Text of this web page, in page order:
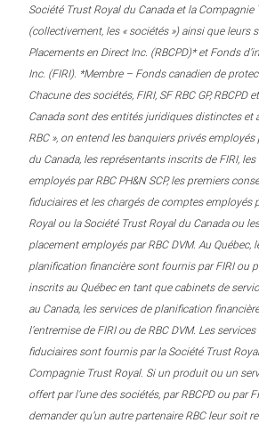
Société Trust Royal du Canada et la Compagnie
(collectivement, les « sociétés ») ainsi que leurs
Placements en Direct Inc. (RBCPD)* et Fonds
Inc. (FIRI). *Membre – Fonds canadien de
Chacune des sociétés, FIRI, SF RBC GP, RBCPD
Canada sont des entités juridiques distinctes et
RBC », on entend les banquiers privés employés
du Canada, les représentants inscrits de FIRI,
employés par RBC PH&N SCP, les premiers
fiduciaires et les chargés de comptes employés
Royal ou la Société Trust Royal du Canada ou
placement employés par RBC DVM. Au Québec,
planification financière sont fournis par FIRI ou
inscrits au Québec en tant que cabinets de
au Canada, les services de planification
l’entremise de FIRI ou de RBC DVM. Les
fiduciaires sont fournis par la Société Trust
Compagnie Trust Royal. Si un produit ou un
offert par l’une des sociétés, par RBCPD ou par
demander qu’un autre partenaire RBC leur soit